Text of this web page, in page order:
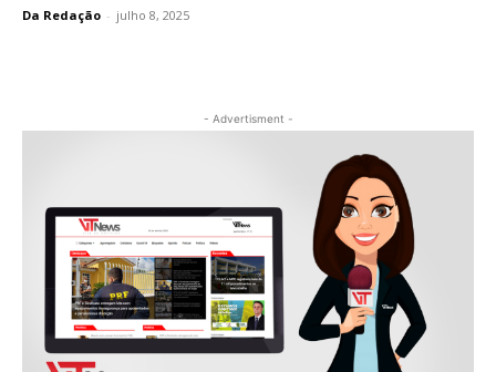
Da Redação - julho 8, 2025
- Advertisment -